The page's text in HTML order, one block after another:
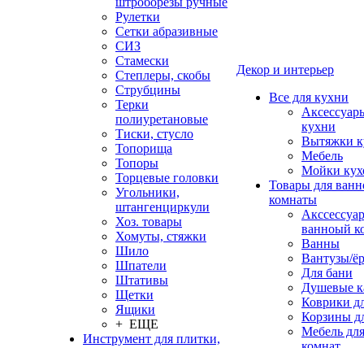
Рулетки
Сетки абразивные
СИЗ
Стамески
Степлеры, скобы
Струбцины
Терки
полиуретановые
Тиски, стусло
Топорища
Топоры
Торцевые головки
Угольники,
штангенциркули
Хоз. товары
Хомуты, стяжки
Шило
Шпатели
Штативы
Щетки
Ящики
+ ЕЩЕ
Инструмент для плитки,
Декор и интерьер
Все для кухни
кухни
Вытяжки
Мебель
Мойки
Товары для
комнаты
ванноый
Ванны
Вантузы/
Для бани
Душевые
Коврики
Корзины
Мебель